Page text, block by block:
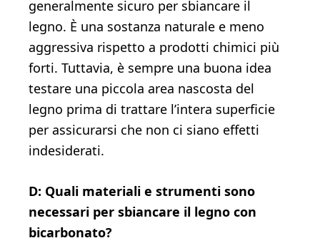
generalmente sicuro per sbiancare il
legno. È una sostanza naturale e meno
aggressiva rispetto a prodotti chimici più
forti. Tuttavia, è sempre una buona idea
testare una piccola area nascosta del
legno prima di trattare l’intera superficie
per assicurarsi che non ci siano effetti
indesiderati.
D: Quali materiali e strumenti sono
necessari per sbiancare il legno con
bicarbonato?